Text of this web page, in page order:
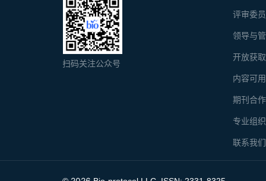
评审委
领导与
开放获
内容可
期刊合
专业组
联系我们
扫码关注公众号